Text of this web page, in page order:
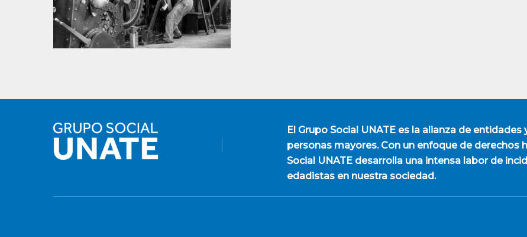
El Grupo Social UNATEes la alianza de entidades
personas mayores. Con un enfoque de derechos
Social UNATE desarrolla una intensa labor de
edadistas en nuestra sociedad.